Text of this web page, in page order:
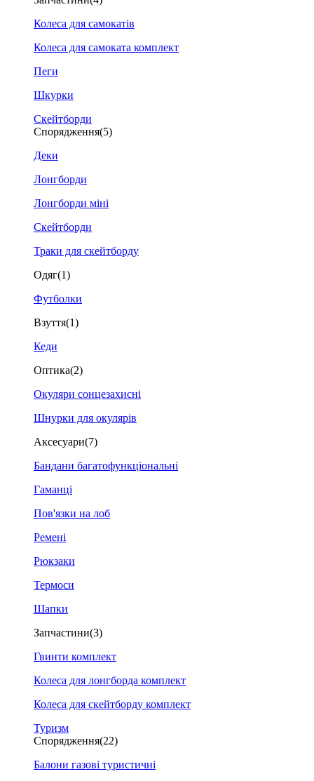
Колеса для самокатів
Колеса для самоката комплект
Пеги
Шкурки
Скейтборди
Спорядження(5)
Деки
Лонгборди
Лонгборди міні
Скейтборди
Траки для скейтборду
Одяг(1)
Футболки
Взуття(1)
Кеди
Оптика(2)
Окуляри сонцезахисні
Шнурки для окулярів
Аксесуари(7)
Бандани багатофункціональні
Гаманці
Пов'язки на лоб
Ремені
Рюкзаки
Термоси
Шапки
Запчастини(3)
Гвинти комплект
Колеса для лонгборда комплект
Колеса для скейтборду комплект
Туризм
Спорядження(22)
Балони газові туристичні